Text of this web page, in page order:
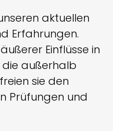
aktuellen
Erfahrungen.
Einflüsse in
außerhalb
sie den
Prüfungen und